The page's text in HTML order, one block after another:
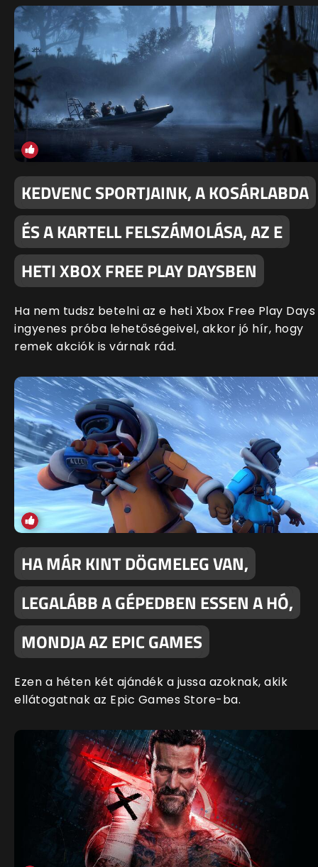
KEDVENC SPORTJAINK, A KOSÁRLABDA
ÉS A KARTELL FELSZÁMOLÁSA, AZ E
HETI XBOX FREE PLAY DAYSBEN
Ha nem tudsz betelni az e heti Xbox Free Play Days
ingyenes próba lehetőségeivel, akkor jó hír, hogy
remek akciók is várnak rád.
HA MÁR KINT DÖGMELEG VAN,
LEGALÁBB A GÉPEDBEN ESSEN A HÓ,
MONDJA AZ EPIC GAMES
Ezen a héten két ajándék a jussa azoknak, akik
ellátogatnak az Epic Games Store-ba.